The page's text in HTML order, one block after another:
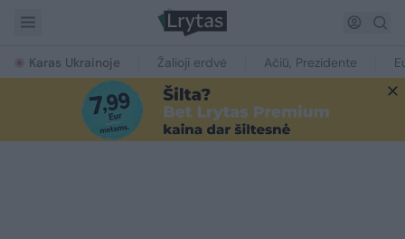
Karas Ukrainoje Žalioji erdvė Ačiū, Prezidente